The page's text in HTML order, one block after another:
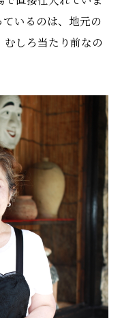
いるのは、地元の
むしろ当たり前なの